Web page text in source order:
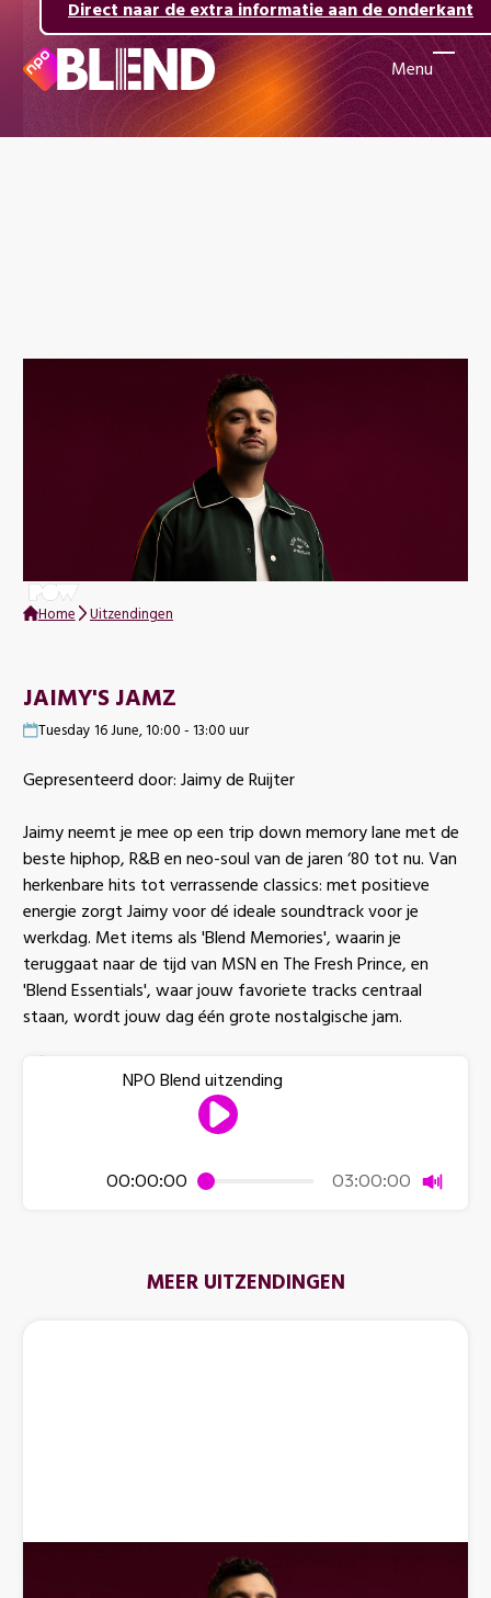
Direct naar de inhoud
Direct naar de hoofdnavigatie
Direct naar de extra informatie aan de onderkant
Menu
Home Uitzendingen
JAIMY'S JAMZ
Tuesday 16 June, 10:00 - 13:00 uur
Gepresenteerd door: Jaimy de Ruijter
Jaimy neemt je mee op een trip down memory lane met de
beste hiphop, R&B en neo-soul van de jaren ‘80 tot nu. Van
herkenbare hits tot verrassende classics: met positieve
energie zorgt Jaimy voor dé ideale soundtrack voor je
werkdag. Met items als 'Blend Memories', waarin je
teruggaat naar de tijd van MSN en The Fresh Prince, en
'Blend Essentials', waar jouw favoriete tracks centraal
staan, wordt jouw dag één grote nostalgische jam.
00:00:00 03:00:00 Dempen
NPO Blend uitzending
MEER UITZENDINGEN